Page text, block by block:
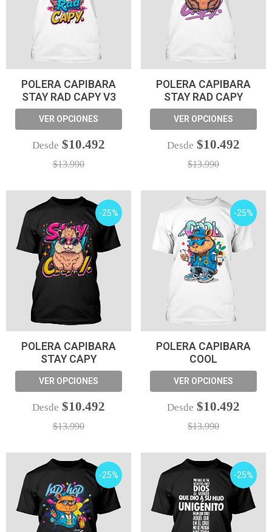
POLERA CAPIBARA
STAY RAD CAPY V3
VER OPCIONES
Desde $10.492
$13.990
POLERA CAPIBARA
STAY RAD CAPY
VER OPCIONES
Desde $10.492
$13.990
-25%
POLERA CAPIBARA
STAY CAPY
VER OPCIONES
Desde $10.492
$13.990
-25%
POLERA CAPIBARA
COOL
VER OPCIONES
Desde $10.492
$13.990
-25% -25%